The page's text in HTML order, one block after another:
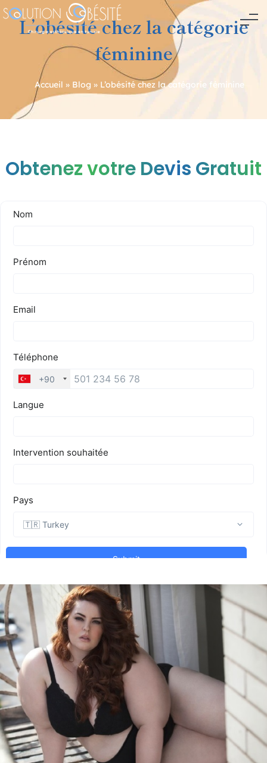
L’obésité chez la catégorie
féminine
Accueil » Blog » L’obésité chez la catégorie féminine
Navigation
Obtenez votre Devis Gratuit